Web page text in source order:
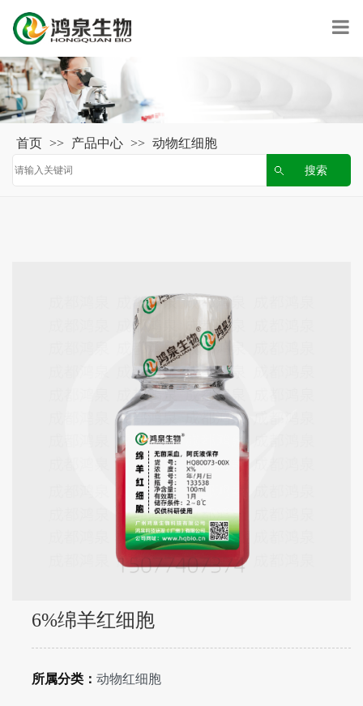
首页 >> 产品中心 >> 动物红细胞
6%绵羊红细胞
所属分类： 动物红细胞